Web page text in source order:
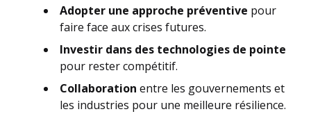
Adopter une approche préventive pour
faire face aux crises futures.
Investir dans des technologies de pointe
pour rester compétitif.
Collaboration entre les gouvernements et
les industries pour une meilleure résilience.